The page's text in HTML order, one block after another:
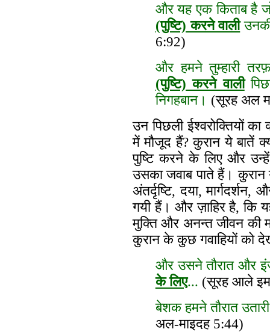
और यह एक किताब है
(पुष्टि) करने वाली
6:92)
और हमने तुम्हारी
(पुष्टि) करने वाली
निगहबान। (सूरह अल
उन पिछली ईश्वरोक्तियों
में मौजूद हैं? कुरान ये बातें
पुष्टि करने के लिए और
उसका जवाब पाते हैं। कुरान
अंतर्दृष्टि, दया,
गयी हैं। और ज़ाहिर है, कि
मुक्ति और अनन्त जीवन की
कुरान के कुछ गवाहियों को
और उसने तौरात और
के लिए... (सूरह आले
बेशक हमने तौरात
अल-माइदह 5:44)